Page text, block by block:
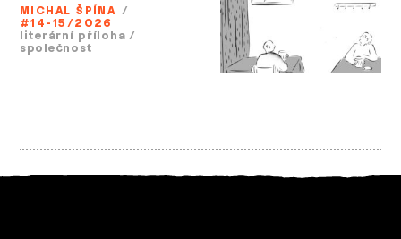
MICHAL ŠPÍNA /
#14-15/2026
literární příloha /
společnost